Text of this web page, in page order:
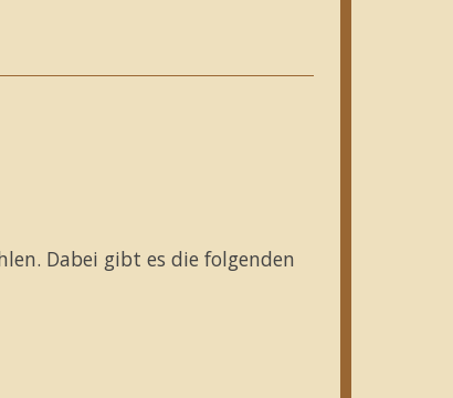
Dabei gibt es die folgenden